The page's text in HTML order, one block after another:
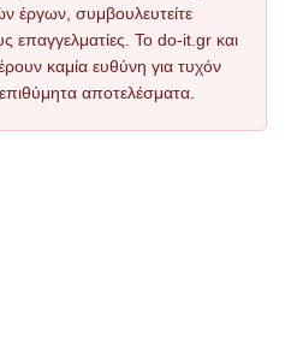
έργων, συμβουλευτείτε
επαγγελματίες. Το do-it.gr και
καμία ευθύνη για τυχόν
αποτελέσματα.